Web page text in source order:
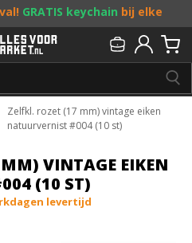
GRATIS keychain bij elke
acties! Doe je mee?
207 00 01
Zelfkl. rozet (17 mm) vintage eiken
natuurvernist #004 (10 st)
VINTAGE EIKEN
(10 ST)
levertijd